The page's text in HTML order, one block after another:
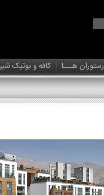
رستوران هـــا کافه و بوتیک